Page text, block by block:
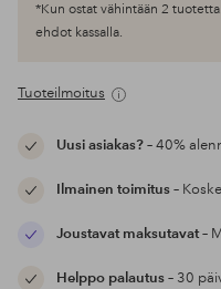
*Kun ostat vähintään 2
ehdot kassalla.
Tuoteilmoitus
Uusi asiakas?– 40%
Ilmainen toimitus–
Joustavat maksutavat–
Helppo palautus– 30